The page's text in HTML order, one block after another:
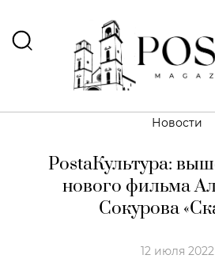
Новости
PostaКультура:
нового фильма
Сокурова
12 июля 2022